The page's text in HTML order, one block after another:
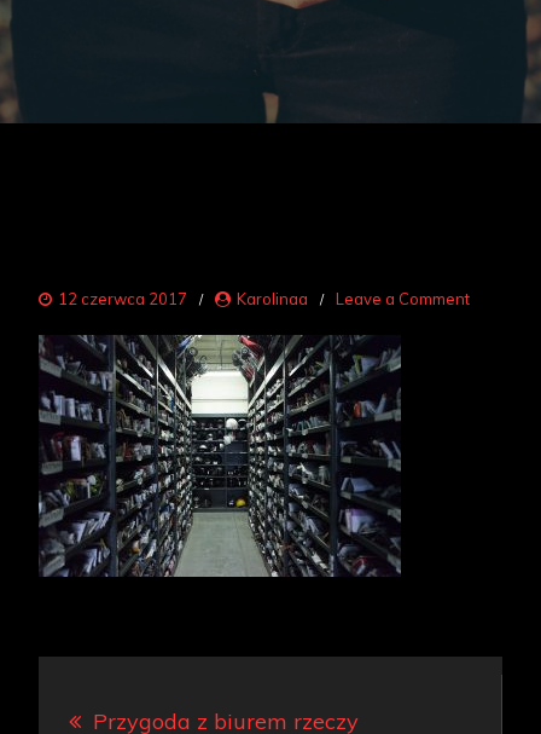
12 czerwca 2017 Karolinaa Leave a Commenton
Przygoda z biurem rzeczy